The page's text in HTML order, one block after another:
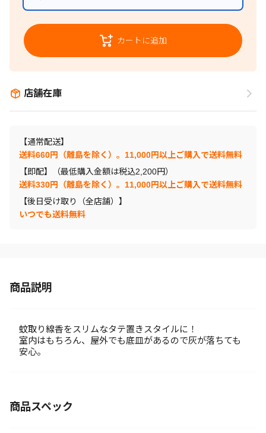
カートに追加
店舗在庫
【通常配送】
送料660円（離島を除く）。11,000円以上ご購入で送料無料
【即配】（最低購入金額は税込2,200円）
送料330円（離島を除く）。11,000円以上ご購入で送料無料
【後日受け取り（全店舗）】
いつでも送料無料
商品説明
蚊取り線香をスリムなタテ置きスタイルに！
室内はもちろん、屋外でも底皿があるので灰が落ちても
安心。
商品スペック